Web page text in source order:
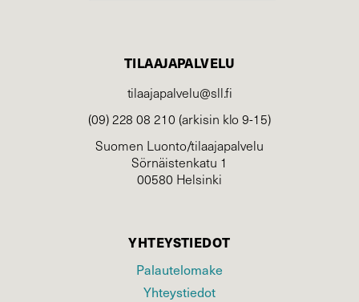
TILAAJAPALVELU
tilaajapalvelu@sll.fi
(09) 228 08 210 (arkisin klo 9-15)
Suomen Luonto/tilaajapalvelu
Sörnäistenkatu 1
00580 Helsinki
YHTEYSTIEDOT
Palautelomake
Yhteystiedot